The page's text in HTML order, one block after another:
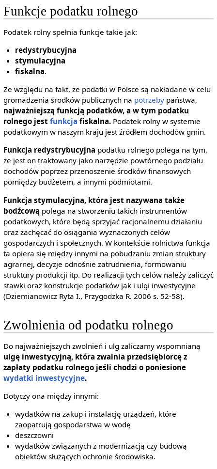
Funkcje podatku rolnego
Podatek rolny spełnia funkcje takie jak:
redystrybucyjna
stymulacyjna
fiskalna.
Ze względu na fakt, że podatki w Polsce są nakładane w celu
gromadzenia środków publicznych na potrzebypaństwa,
najważniejszą funkcją podatków, a w tym podatku
rolnego jest funkcja fiskalna.Podatek rolny w systemie
podatkowym w naszym kraju jest źródłem dochodów gmin.
Funkcja redystrybucyjna podatku rolnego polega na tym,
że jest on traktowany jako narzędzie powtórnego podziału
dochodów poprzez przenoszenie środków finansowych
pomiędzy budżetem, a innymi podmiotami.
Funkcja stymulacyjna, która jest nazywana także
bodźcową polega na stworzeniu takich instrumentów
podatkowych, które będą sprzyjać racjonalnemu działaniu
oraz zachęcać do osiągania wyznaczonych celów
gospodarczych i społecznych. W kontekście rolnictwa funkcja
ta opiera się między innymi na pobudzaniu zmian struktury
agrarnej, decyzje odnośnie zatrudnienia, formowaniu
struktury produkcji itp. Do realizacji tych celów należy zaliczyć
stawki oraz konstrukcje podatków jak i ulgi inwestycyjne
(Dziemianowicz Ryta I., Przygodzka R. 2006 s. 52-58).
Zwolnienia od podatku rolnego
Do najważniejszych zwolnień i ulg zaliczamy wspomnianą
ulgę inwestycyjną, która zwalnia przedsiębiorcę z
zapłaty podatku rolnego jeśli chodzi o poniesione
wydatki inwestycyjne.
Dotyczy ona między innymi:
wydatków na zakup i instalację urządzeń, które
zaopatrują gospodarstwa w wodę
deszczowni
wydatków związanych z modernizacją czy budową
obiektów służących ochronie środowiska.